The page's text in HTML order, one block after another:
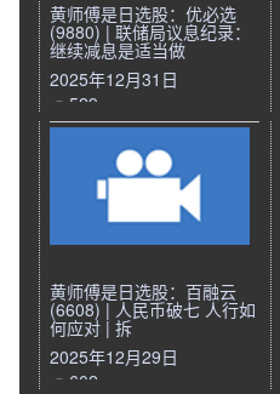
黄师傅是日选股：优必选
(9880) | 联储局议息纪录：
继续减息是适当做
2025年12月31日
529
黄师傅是日选股：百融云
(6608) | 人民币破七 人行如
何应对 | 拆
2025年12月29日
602